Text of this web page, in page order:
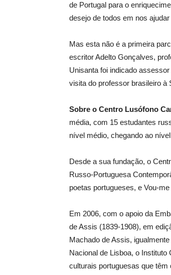
de Portugal para o
desejo de todos em nos
Mas esta não é a primeira
escritor Adelto Gonçalves,
Unisanta foi indicado
visita do professor brasileiro à
Sobre o Centro Lusófono
média, com 15 estudantes
nível médio, chegando ao
Desde a sua fundação, o
Russo-Portuguesa
poetas portugueses, e Vou-
Em 2006, com o apoio da
de Assis (1839-1908), em
Machado de Assis,
Nacional de Lisboa, o
culturais portuguesas que